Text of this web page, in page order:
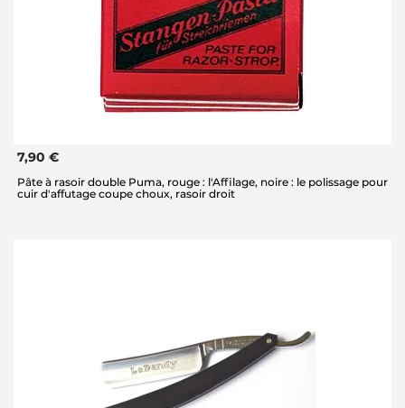
7,90 €
Pâte à rasoir double Puma, rouge : l'Affilage, noire : le polissage pour
cuir d'affutage coupe choux, rasoir droit